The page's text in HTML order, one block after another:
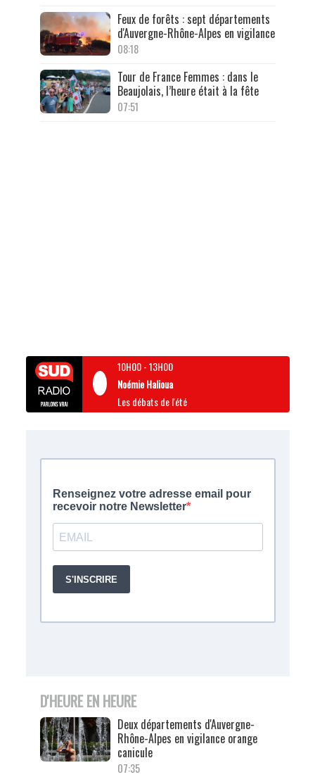
Feux de forêts : sept départements
d'Auvergne-Rhône-Alpes en vigilance
08:18
Tour de France Femmes : dans le
Beaujolais, l’heure était à la fête
07:51
10H00-13H00
Noémie Halioua
Les débats de l'été
D'HEURE EN HEURE
Deux départements d'Auvergne-
Rhône-Alpes en vigilance orange
canicule
07:35